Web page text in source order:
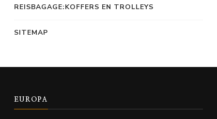
REISBAGAGE:KOFFERS EN TROLLEYS
SITEMAP
EUROPA